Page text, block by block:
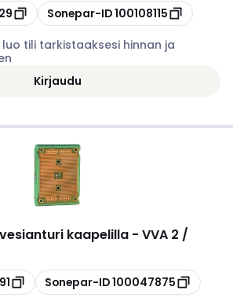
Kopioi
Sonepar-ID100108115
tili tarkistaaksesi hinnan ja
Kirjaudu
kaapelilla - VVA 2 /
Kopioi
Sonepar-ID100047875